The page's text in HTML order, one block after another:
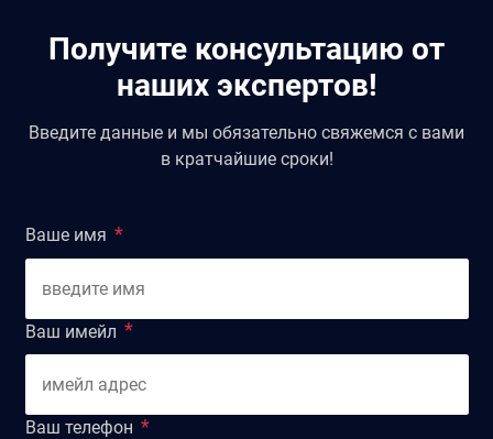
Получите консультацию от
наших экспертов!
Введите данные и мы обязательно свяжемся с вами
в кратчайшие сроки!
Ваше имя
Ваш имейл
Ваш телефон